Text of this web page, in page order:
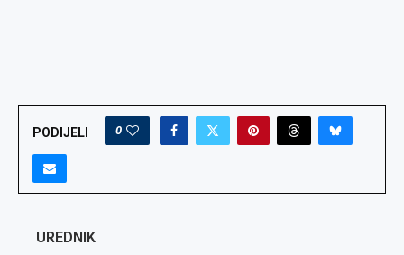
PODIJELI 0
UREDNIK